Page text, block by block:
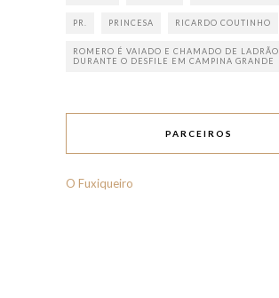
PR. PRINCESA RICARDO COUTINHO
ROMERO É VAIADO E CHAMADO DE LADRÃO
DURANTE O DESFILE EM CAMPINA GRANDE
PARCEIROS
O Fuxiqueiro